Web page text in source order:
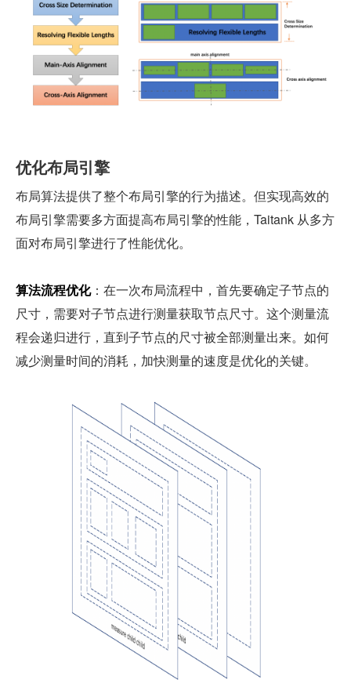
优化布局引擎
布局算法提供了整个布局引擎的行为描述。但实现高效的
布局引擎需要多方面提高布局引擎的性能，Taitank 从多方
面对布局引擎进行了性能优化。
算法流程优化：在一次布局流程中，首先要确定子节点的
尺寸，需要对子节点进行测量获取节点尺寸。这个测量流
程会递归进行，直到子节点的尺寸被全部测量出来。如何
减少测量时间的消耗，加快测量的速度是优化的关键。